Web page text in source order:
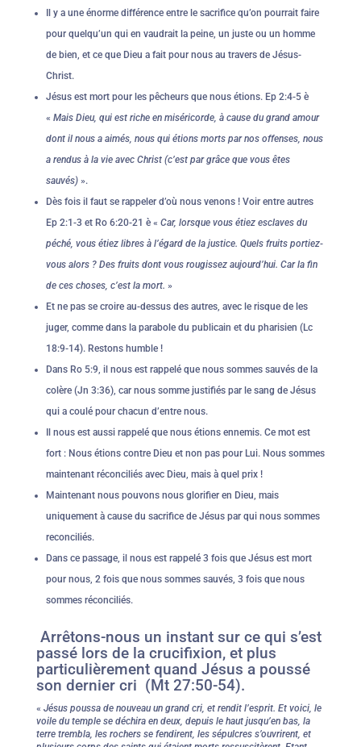
Il y a une énorme différence entre le sacrifice qu’on pourrait faire
pour quelqu’un qui en vaudrait la peine, un juste ou un homme
de bien, et ce que Dieu a fait pour nous au travers de Jésus-
Christ.
Jésus est mort pour les pêcheurs que nous étions. Ep 2:4-5 è
« Mais Dieu, qui est riche en miséricorde, à cause du grand amour
dont il nous a aimés, nous qui étions morts par nos offenses, nous
a rendus à la vie avec Christ (c’est par grâce que vous êtes
sauvés) ».
Dès fois il faut se rappeler d’où nous venons ! Voir entre autres
Ep 2:1-3 et Ro 6:20-21 è « Car, lorsque vous étiez esclaves du
péché, vous étiez libres à l’égard de la justice. Quels fruits portiez-
vous alors ? Des fruits dont vous rougissez aujourd’hui. Car la fin
de ces choses, c’est la mort. »
Et ne pas se croire au-dessus des autres, avec le risque de les
juger, comme dans la parabole du publicain et du pharisien (Lc
18:9-14). Restons humble !
Dans Ro 5:9, il nous est rappelé que nous sommes sauvés de la
colère (Jn 3:36), car nous somme justifiés par le sang de Jésus
qui a coulé pour chacun d’entre nous.
Il nous est aussi rappelé que nous étions ennemis. Ce mot est
fort : Nous étions contre Dieu et non pas pour Lui. Nous sommes
maintenant réconciliés avec Dieu, mais à quel prix !
Maintenant nous pouvons nous glorifier en Dieu, mais
uniquement à cause du sacrifice de Jésus par qui nous sommes
reconciliés.
Dans ce passage, il nous est rappelé 3 fois que Jésus est mort
pour nous, 2 fois que nous sommes sauvés, 3 fois que nous
sommes réconciliés.
Arrêtons-nous un instant sur ce qui s’est
passé lors de la crucifixion, et plus
particulièrement quand Jésus a poussé
son dernier cri (Mt 27:50-54).
« Jésus poussa de nouveau un grand cri, et rendit l’esprit. Et voici, le
voile du temple se déchira en deux, depuis le haut jusqu’en bas, la
terre trembla, les rochers se fendirent, les sépulcres s’ouvrirent, et